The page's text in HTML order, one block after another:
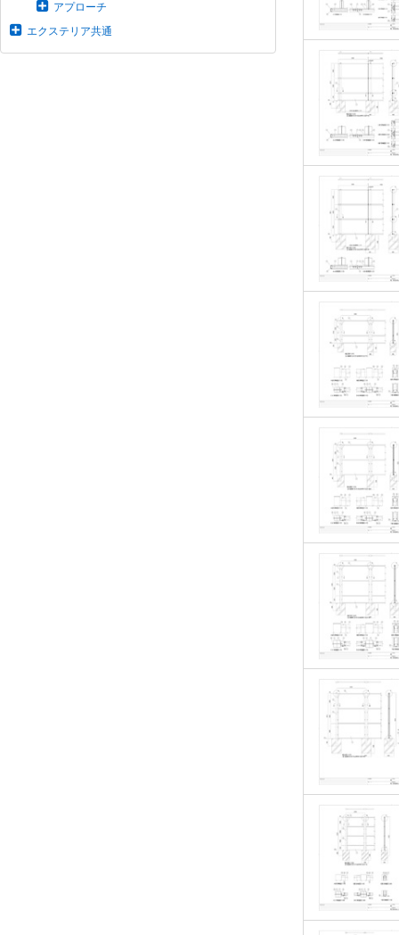
アプローチ
エクステリア共通